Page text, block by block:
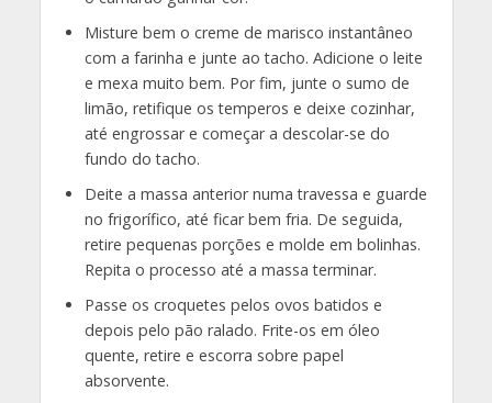
Misture bem o creme de marisco instantâneo
com a farinha e junte ao tacho. Adicione o leite
e mexa muito bem. Por fim, junte o sumo de
limão, retifique os temperos e deixe cozinhar,
até engrossar e começar a descolar-se do
fundo do tacho.
Deite a massa anterior numa travessa e guarde
no frigorífico, até ficar bem fria. De seguida,
retire pequenas porções e molde em bolinhas.
Repita o processo até a massa terminar.
Passe os croquetes pelos ovos batidos e
depois pelo pão ralado. Frite-os em óleo
quente, retire e escorra sobre papel
absorvente.